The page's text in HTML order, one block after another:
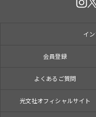
イ
会員登録
よくあるご質問
光文社オフィシャルサイト